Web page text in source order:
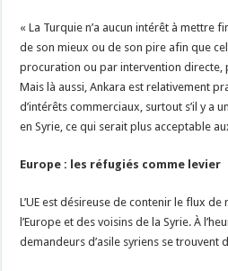
« La Turquie n’a aucun intérêt à mettre
de son mieux ou de son pire afin que
procuration ou par intervention directe,
Mais là aussi, Ankara est relativement
d’intérêts commerciaux, surtout s’il y a
en Syrie, ce qui serait plus acceptable
Europe : les réfugiés comme levier
L’UE est désireuse de contenir le flux
l’Europe et des voisins de la Syrie. À
demandeurs d’asile syriens se trouvent